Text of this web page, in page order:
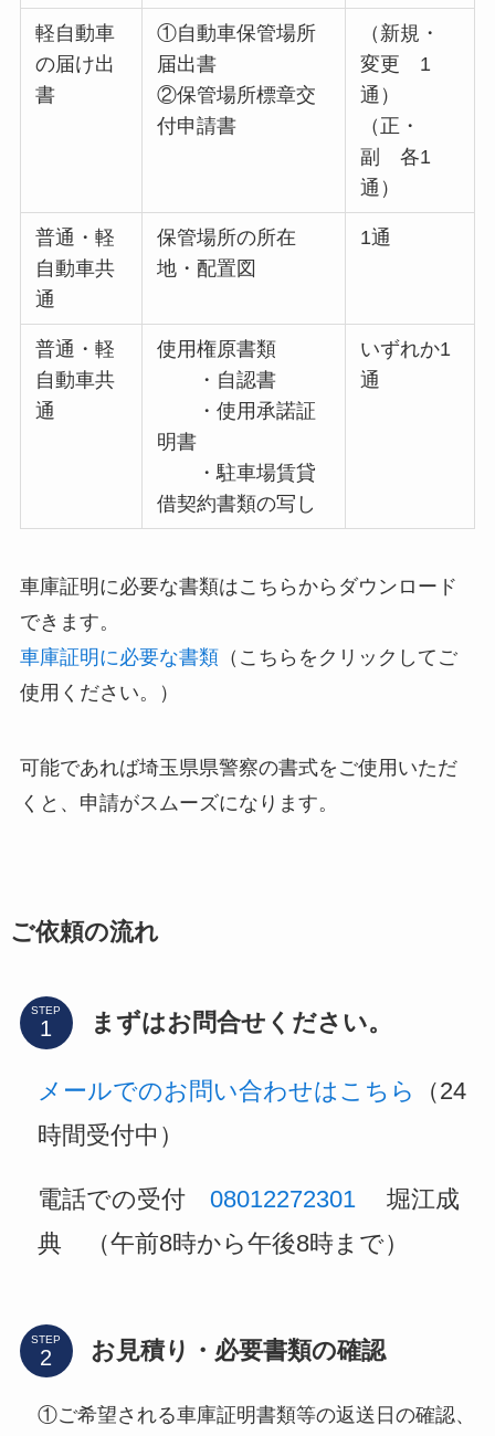
軽自動車
の届け出
書
①自動車保管場所
届出書
②保管場所標章交
付申請書
（新規・
変更 1
通）
（正・
副 各1
通）
普通・軽
自動車共
通
保管場所の所在
地・配置図
1通
普通・軽
自動車共
通
使用権原書類
・自認書
・使用承諾証
明書
・駐車場賃貸
借契約書類の写し
いずれか1
通
車庫証明に必要な書類はこちらからダウンロード
できます。
車庫証明に必要な書類（こちらをクリックしてご
使用ください。）
可能であれば埼玉県県警察の書式をご使用いただ
くと、申請がスムーズになります。
ご依頼の流れ
STEP まずはお問合せください。
メールでのお問い合わせはこちら
（24
時間受付中）
電話での受付 08012272301堀江成
典 （午前8時から午後8時まで）
STEP お見積り・必要書類の確認
①ご希望される車庫証明書類等の返送日の確認、